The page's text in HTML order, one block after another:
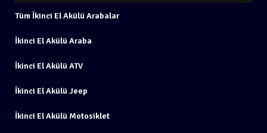
Tüm İkinci El Akülü Arabalar
İkinci El Akülü Araba
İkinci El Akülü ATV
İkinci El Akülü Jeep
İkinci El Akülü Motosiklet